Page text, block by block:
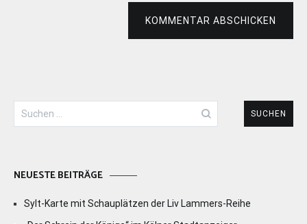
KOMMENTAR ABSCHICKEN
Suchen
nach:
NEUESTE BEITRÄGE
Sylt-Karte mit Schauplätzen der Liv Lammers-Reihe